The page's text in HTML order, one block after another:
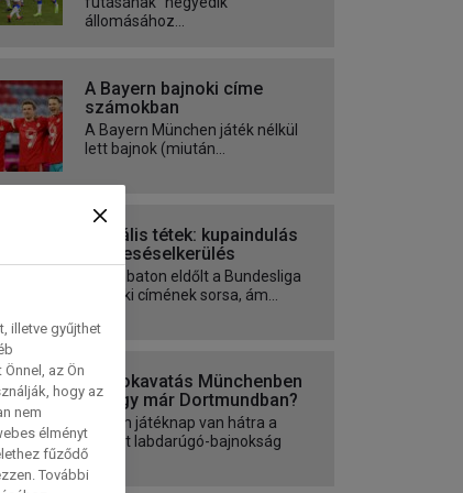
állomásához...
A Bayern bajnoki címe
számokban
A Bayern München játék nélkül
lett bajnok (miután...
Aktuális tétek: kupaindulás
és kieséselkerülés
Szombaton eldőlt a Bundesliga
bajnoki címének sorsa, ám...
Bajnokavatás Münchenben
– vagy már Dortmundban?
Három játéknap van hátra a
német labdarúgó-bajnokság
első...
illetve gyűjthet
az Ön
hogy az
nem
élményt
fűződő
További